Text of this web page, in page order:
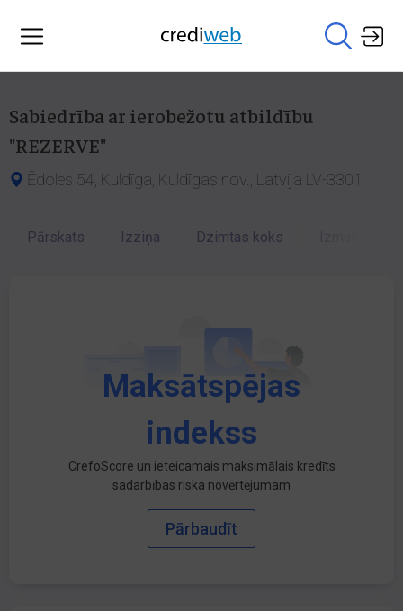
Sabiedrība ar ierobežotu atbildību
"REZERVE"
Ēdoles 54, Kuldīga, Kuldīgas nov., Latvija LV-3301
Pārskats Izziņa Dzimtas koks
Maksātspējas
indekss
CrefoScore un ieteicamais maksimālais kredīts
sadarbības riska novērtējumam
Pārbaudīt